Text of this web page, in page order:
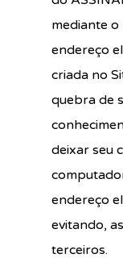
mediante
endereço
criada no
quebra de
deixar seu
endereço
evitando,
terceiros.